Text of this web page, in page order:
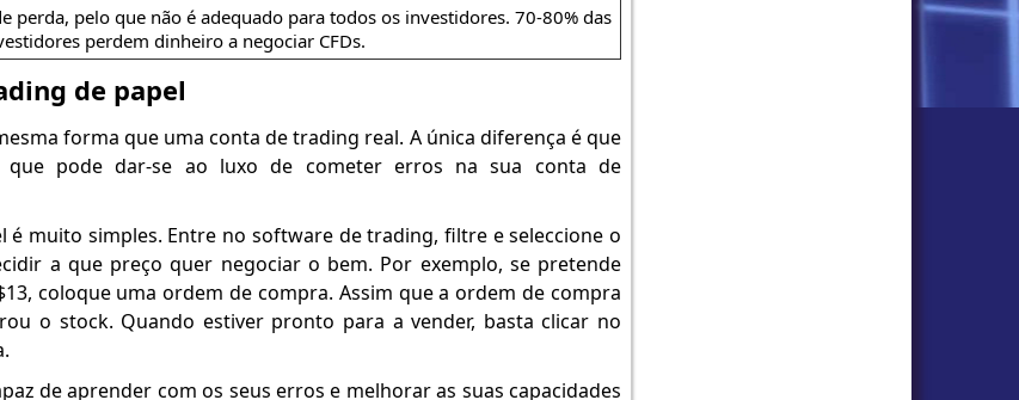
perda, pelo que não é adequado para todos os investidores. 70-80% das
perdem dinheiro a negociar CFDs.
de papel
forma que uma conta de trading real. A única diferença é que
pode dar-se ao luxo de cometer erros na sua conta de
é muito simples. Entre no software de trading, filtre e seleccione o
a que preço quer negociar o bem. Por exemplo, se pretende
coloque uma ordem de compra. Assim que a ordem de compra
o stock. Quando estiver pronto para a vender, basta clicar no
de aprender com os seus erros e melhorar as suas capacidades